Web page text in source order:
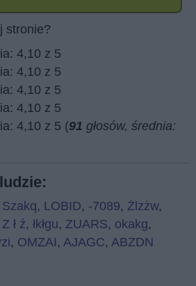
stronie?
(91 głosów, średnia:
Szakq, LOBID, -7089, Żlzżw,
Z ł ź, łkłgu, ZUARS, okakg,
, OMZAI , AJAGC, ABZDN